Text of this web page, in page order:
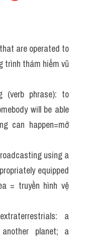
are operated to
trình thám hiểm vũ
(verb phrase): to
will be able
can happen=mở
using a
equipped
= truyền hình vệ
a
planet; a